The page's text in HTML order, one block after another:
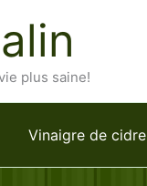
plus saine!
Vinaigre de cidre